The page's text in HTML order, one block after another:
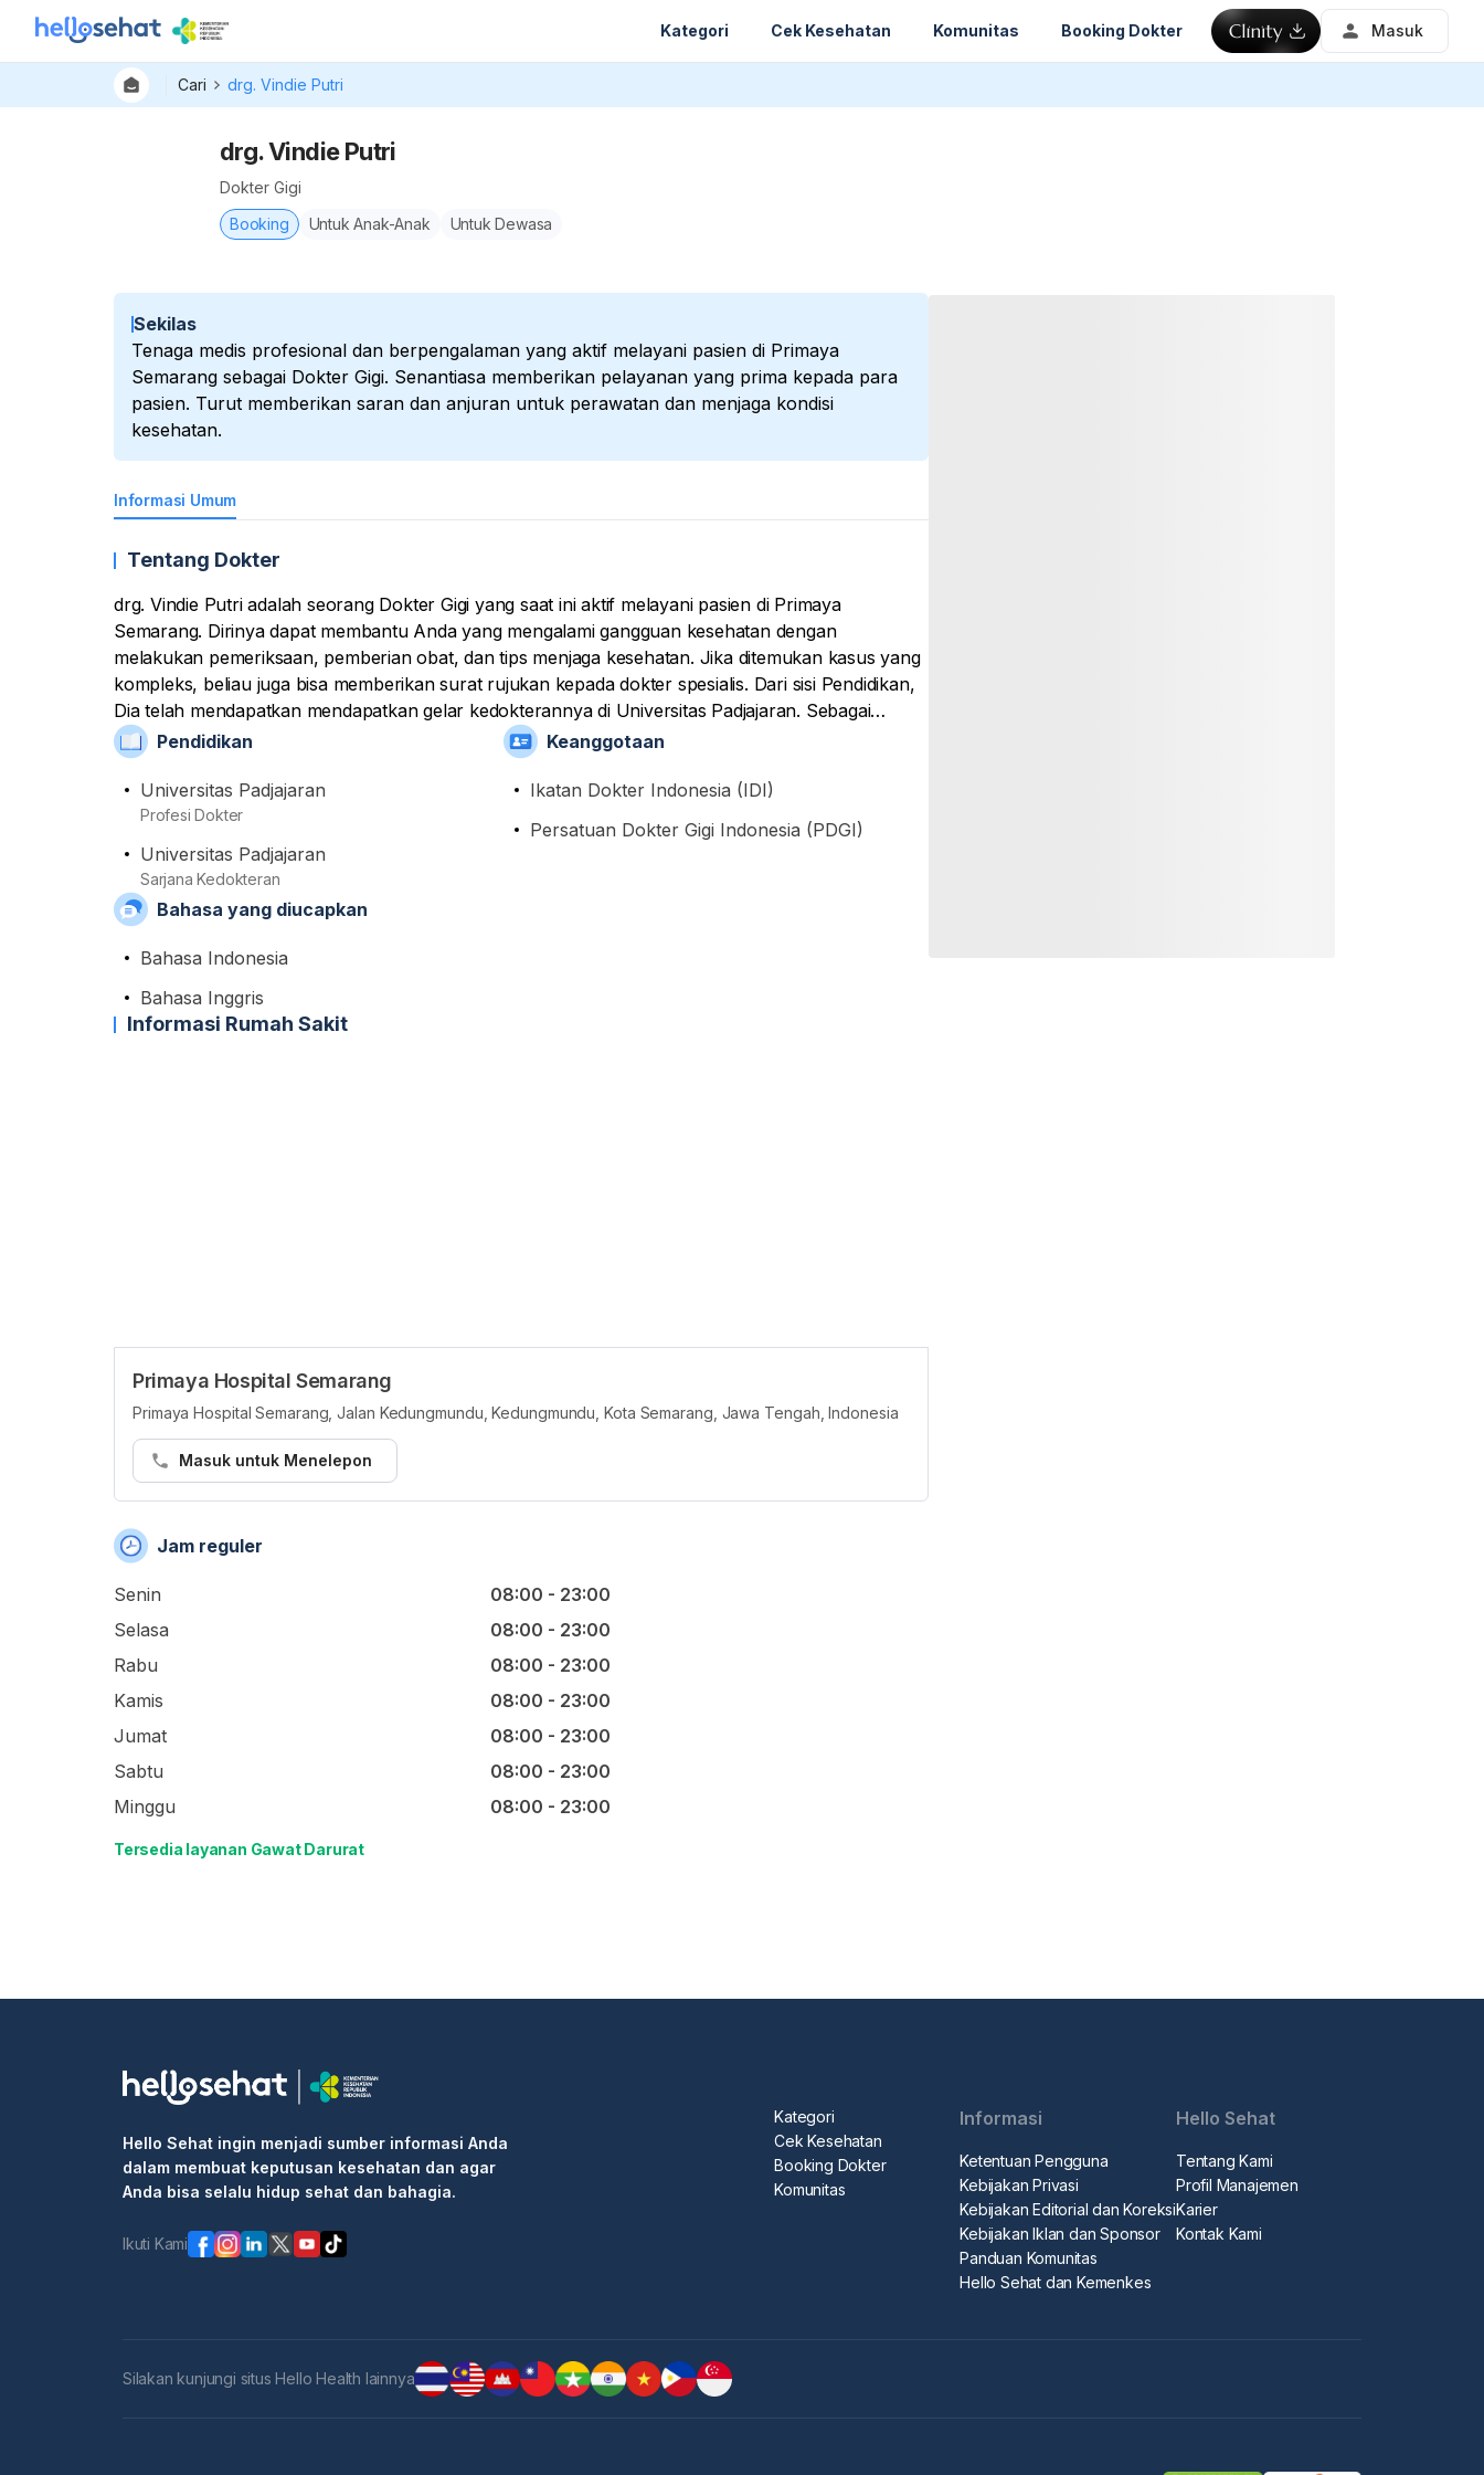
Kategori Cek Kesehatan Komunitas Booking Dokter Masuk
Cari drg. Vindie Putri
drg. Vindie Putri
Dokter Gigi
Booking
Untuk Anak-Anak Untuk Dewasa
Sekilas
Tenaga medis profesional dan berpengalaman yang aktif melayani pasien di Primaya
Semarang sebagai Dokter Gigi. Senantiasa memberikan pelayanan yang prima kepada para
pasien. Turut memberikan saran dan anjuran untuk perawatan dan menjaga kondisi
kesehatan.
Informasi Umum
Tentang Dokter
drg. Vindie Putri adalah seorang Dokter Gigi yang saat ini aktif melayani pasien di Primaya
Semarang. Dirinya dapat membantu Anda yang mengalami gangguan kesehatan dengan
melakukan pemeriksaan, pemberian obat, dan tips menjaga kesehatan. Jika ditemukan kasus yang
kompleks, beliau juga bisa memberikan surat rujukan kepada dokter spesialis. Dari sisi Pendidikan,
Dia telah mendapatkan mendapatkan gelar kedokterannya di Universitas Padjajaran. Sebagai
tenaga medis professional, Namanya sudah terdaftar sebagai anggota dari Ikatan Dokter Indonesia
(IDI) dan Persatuan Dokter Gigi Indonesia (PDGI).
Pendidikan
Universitas Padjajaran
Profesi Dokter
Universitas Padjajaran
Sarjana Kedokteran
Keanggotaan
Ikatan Dokter Indonesia (IDI)
Persatuan Dokter Gigi Indonesia (PDGI)
Bahasa yang diucapkan
Bahasa Indonesia
Bahasa Inggris
Informasi Rumah Sakit
Primaya Hospital Semarang
Primaya Hospital Semarang, Jalan Kedungmundu, Kedungmundu, Kota Semarang, Jawa Tengah, Indonesia
Masuk untuk Menelepon
Jam reguler
Senin
08:00 - 23:00
Selasa
08:00 - 23:00
Rabu
08:00 - 23:00
Kamis
08:00 - 23:00
Jumat
08:00 - 23:00
Sabtu
08:00 - 23:00
Minggu
08:00 - 23:00
Tersedia layanan Gawat Darurat
Hello Sehat ingin menjadi sumber informasi Anda
dalam membuat keputusan kesehatan dan agar
Anda bisa selalu hidup sehat dan bahagia.
Ikuti Kami
Kategori
Cek Kesehatan
Booking Dokter
Komunitas
Informasi
Ketentuan Pengguna
Kebijakan Privasi
Kebijakan Editorial dan Koreksi
Kebijakan Iklan dan Sponsor
Panduan Komunitas
Hello Sehat dan Kemenkes
Hello Sehat
Tentang Kami
Profil Manajemen
Karier
Kontak Kami
Silakan kunjungi situs Hello Health lainnya